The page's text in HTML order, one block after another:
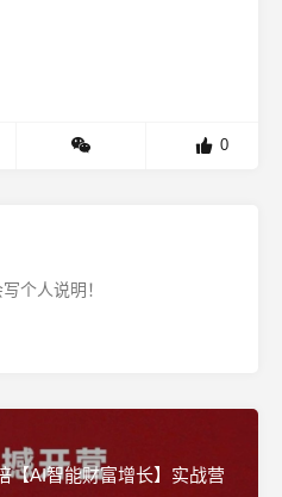
0
个人说明！
【AI智能财富增长】实战营